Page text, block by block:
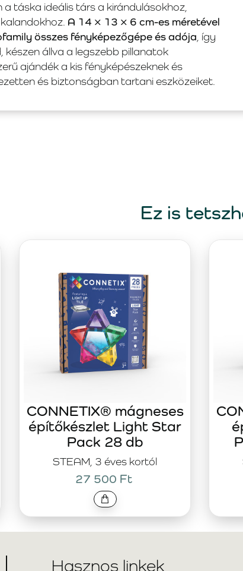
táska ideális társ a kirándulásokhoz,
A 14 × 13 × 6 cm-es méretével
összes fényképezőgépe és adója, így
készen állva a legszebb pillanatok
ajándék a kis fényképészeknek és
és biztonságban tartani eszközeiket.
Ez is
STEAM, 3 éves kortól
CONNETIX® mágneses
építőkészlet Light Star
Pack 28 db
27 500 Ft
Hasznos linkek